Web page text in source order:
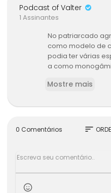
Podcast of Valter
1 Assinantes
No patriarcado
como modelo de
podia ter várias
a como
s modelos revela
amos explorar
Mostre mais
0 Comentários sort